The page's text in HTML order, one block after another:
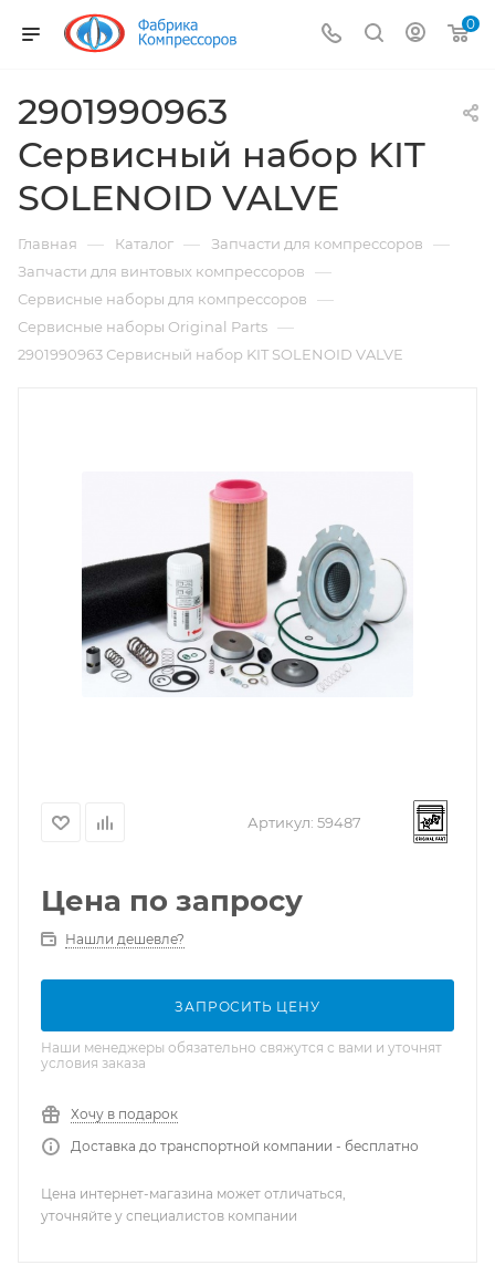
0
2901990963
Сервисный набор KIT
SOLENOID VALVE
Главная — Каталог — Запчасти для компрессоров —
Запчасти для винтовых компрессоров —
Сервисные наборы для компрессоров —
Сервисные наборы Original Parts —
2901990963 Сервисный набор KIT SOLENOID VALVE
Артикул: 59487
Цена по запросу
Нашли дешевле?
ЗАПРОСИТЬ ЦЕНУ
Наши менеджеры обязательно свяжутся с вами и уточнят
условия заказа
Хочу в подарок
Доставка до транспортной компании - бесплатно
Цена интернет-магазина может отличаться,
уточняйте у специалистов компании